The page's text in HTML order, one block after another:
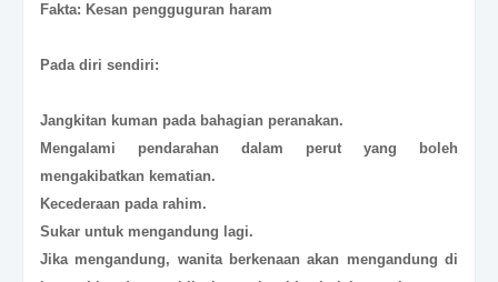
Fakta: Kesan pengguguran haram
Pada diri sendiri:
Jangkitan kuman pada bahagian peranakan.
Mengalami pendarahan dalam perut yang boleh
mengakibatkan kematian.
Kecederaan pada rahim.
Sukar untuk mengandung lagi.
Jika mengandung, wanita berkenaan akan mengandung di